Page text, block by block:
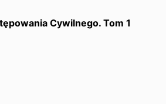
Cywilnego. Tom 1